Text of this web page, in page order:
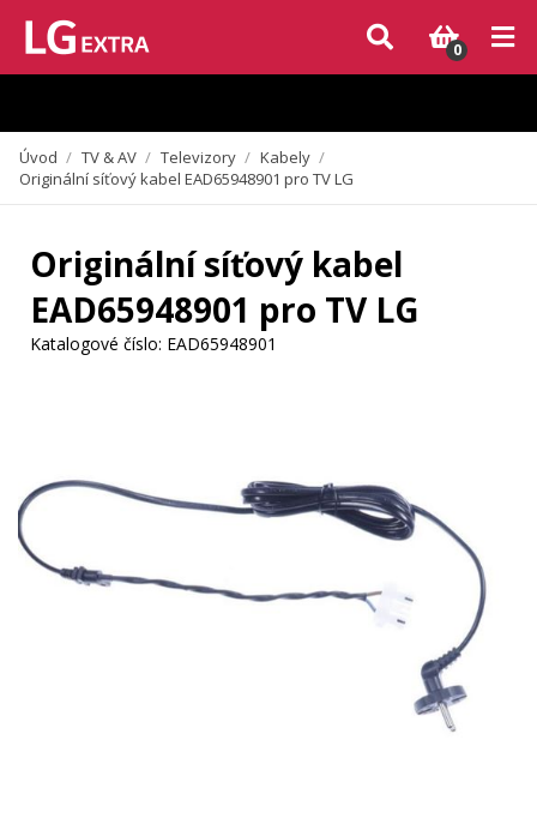
Vzhledem k aktuální situaci se může dodání dílů, které nejsou skladem,
zpozdit. Děkujeme za pochopení.
0
Úvod / TV & AV / Televizory / Kabely /
Originální síťový kabel EAD65948901 pro TV LG
Originální síťový kabel
EAD65948901 pro TV LG
Katalogové číslo: EAD65948901